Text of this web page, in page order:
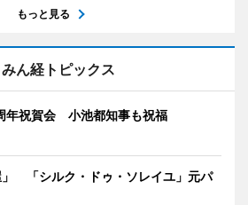
もっと見る
みん経トピックス
年祝賀会 小池都知事も祝福
「シルク・ドゥ・ソレイユ」元パ